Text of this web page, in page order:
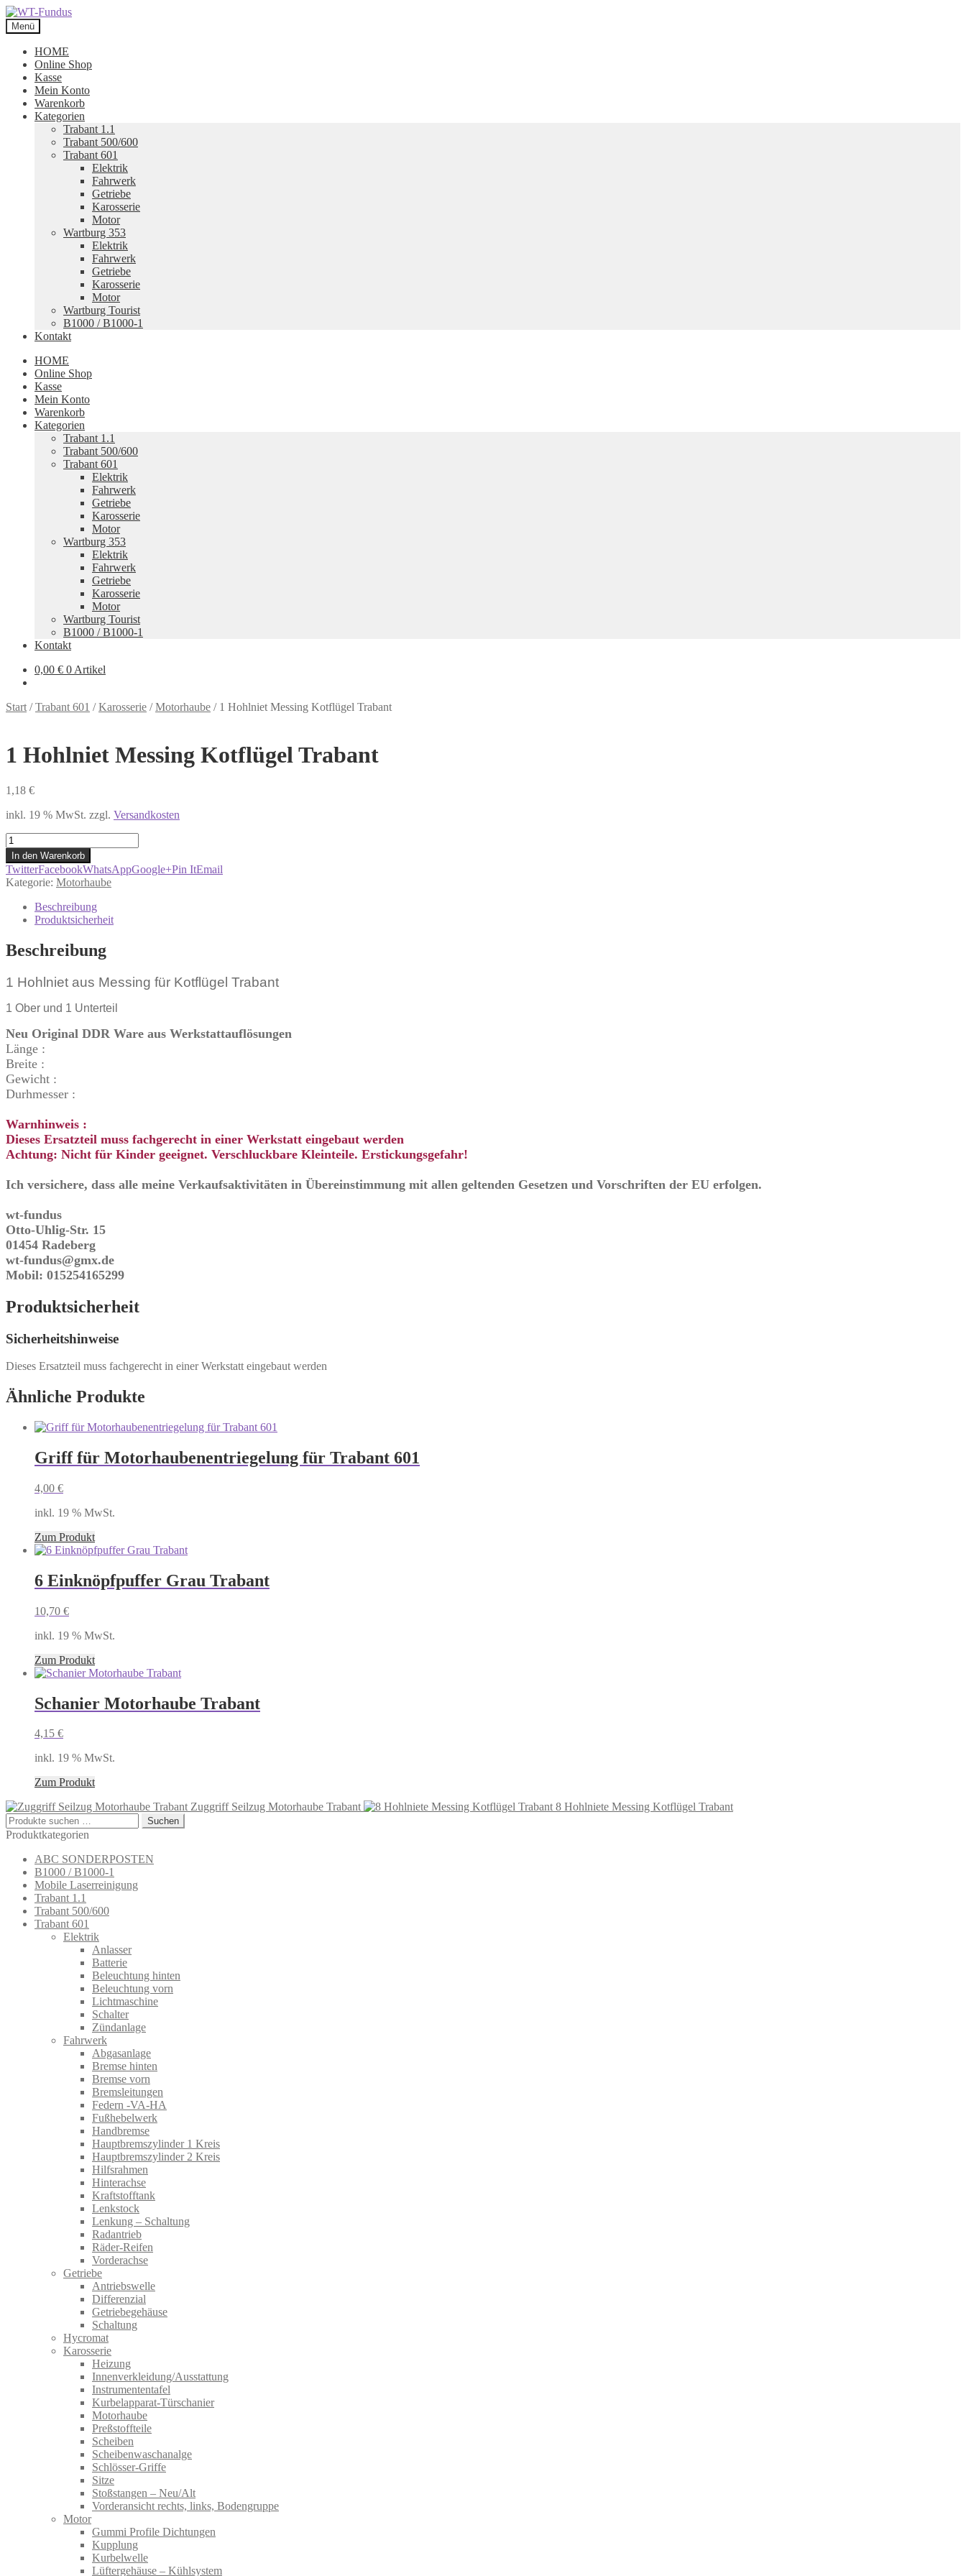
Zur
Navigation
springen
Zum
Inhalt
springen
Menü
HOME
Online Shop
Kasse
Mein Konto
Warenkorb
Kategorien
Trabant 1.1
Trabant 500/600
Trabant 601
Elektrik
Fahrwerk
Getriebe
Karosserie
Motor
Wartburg 353
Elektrik
Fahrwerk
Getriebe
Karosserie
Motor
Wartburg Tourist
B1000 / B1000-1
Kontakt
HOME
Online Shop
Kasse
Mein Konto
Warenkorb
Kategorien
Trabant 1.1
Trabant 500/600
Trabant 601
Elektrik
Fahrwerk
Getriebe
Karosserie
Motor
Wartburg 353
Elektrik
Fahrwerk
Getriebe
Karosserie
Motor
Wartburg Tourist
B1000 / B1000-1
Kontakt
0,00 € 0 Artikel
Start /Trabant 601 /Karosserie /Motorhaube / 1 Hohlniet Messing Kotflügel Trabant
1 Hohlniet Messing Kotflügel Trabant
1,18 €
inkl. 19 % MwSt. zzgl. Versandkosten
1
Hohlniet
Messing
Kotflügel
Trabant
Menge
In den Warenkorb
TwitterFacebookWhatsAppGoogle+Pin ItEmail
Kategorie: Motorhaube
Beschreibung
Produktsicherheit
Beschreibung
1 Hohlniet aus Messing für Kotflügel Trabant
1 Ober und 1 Unterteil
Neu Original DDR Ware aus Werkstattauflösungen
Länge :
Breite :
Gewicht :
Durhmesser :
Warnhinweis :
Dieses Ersatzteil muss fachgerecht in einer Werkstatt eingebaut werden
Achtung: Nicht für Kinder geeignet. Verschluckbare Kleinteile. Erstickungsgefahr!
Ich versichere, dass alle meine Verkaufsaktivitäten in Übereinstimmung mit allen geltenden Gesetzen und Vorschriften der EU erfolgen.
wt-fundus
Otto-Uhlig-Str. 15
01454 Radeberg
wt-fundus@gmx.de
Mobil: 015254165299
Produktsicherheit
Sicherheitshinweise
Dieses Ersatzteil muss fachgerecht in einer Werkstatt eingebaut werden
Ähnliche Produkte
Griff für Motorhaubenentriegelung für Trabant 601
4,00 €
inkl. 19 % MwSt.
Zum Produkt
6 Einknöpfpuffer Grau Trabant
10,70 €
inkl. 19 % MwSt.
Zum Produkt
Schanier Motorhaube Trabant
4,15 €
inkl. 19 % MwSt.
Zum Produkt
Zuggriff Seilzug Motorhaube Trabant
8 Hohlniete Messing Kotflügel Trabant
Suchen
nach:
Suchen
Produktkategorien
ABC SONDERPOSTEN
B1000 / B1000-1
Mobile Laserreinigung
Trabant 1.1
Trabant 500/600
Trabant 601
Elektrik
Anlasser
Batterie
Beleuchtung hinten
Beleuchtung vorn
Lichtmaschine
Schalter
Zündanlage
Fahrwerk
Abgasanlage
Bremse hinten
Bremse vorn
Bremsleitungen
Federn -VA-HA
Fußhebelwerk
Handbremse
Hauptbremszylinder 1 Kreis
Hauptbremszylinder 2 Kreis
Hilfsrahmen
Hinterachse
Kraftstofftank
Lenkstock
Lenkung – Schaltung
Radantrieb
Räder-Reifen
Vorderachse
Getriebe
Antriebswelle
Differenzial
Getriebegehäuse
Schaltung
Hycromat
Karosserie
Heizung
Innenverkleidung/Ausstattung
Instrumententafel
Kurbelapparat-Türschanier
Motorhaube
Preßstoffteile
Scheiben
Scheibenwaschanalge
Schlösser-Griffe
Sitze
Stoßstangen – Neu/Alt
Vorderansicht rechts, links, Bodengruppe
Motor
Gummi Profile Dichtungen
Kupplung
Kurbelwelle
Lüftergehäuse – Kühlsystem